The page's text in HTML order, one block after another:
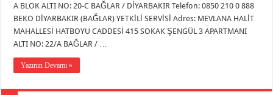
A BLOK ALTI NO: 20-C BAĞLAR / DİYARBAKIR Telefon: 0850 210 0 888
BEKO DİYARBAKIR (BAĞLAR) YETKİLİ SERVİSİ Adres: MEVLANA HALİT
MAHALLESİ HATBOYU CADDESİ 415 SOKAK ŞENGÜL 3 APARTMANI
ALTI NO: 22/A BAĞLAR / …
Yazının Devamı »